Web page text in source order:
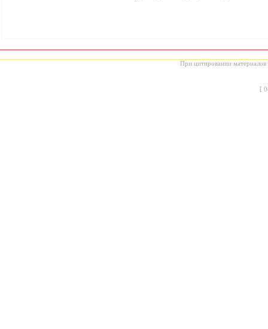
При цитировании материалов
[